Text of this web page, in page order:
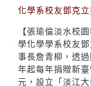
化學系校友鄧克
【張瑜倫淡水校
學化學學系校友
事長詹青柳，透
年起每年捐贈新
元，設立「淡江